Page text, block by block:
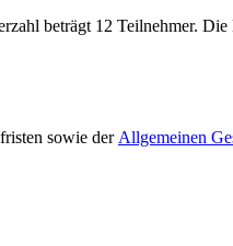
beträgt 12 Teilnehmer.
sowie der Allgemeinen